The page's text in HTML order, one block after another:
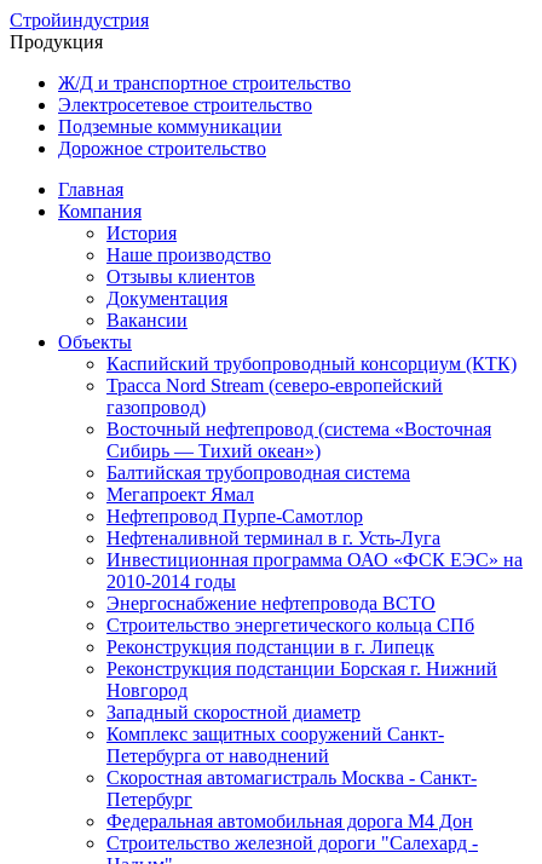
Стройиндустрия
Продукция
Ж/Д и транспортное строительство
Электросетевое строительство
Подземные коммуникации
Дорожное строительство
Главная
Компания
История
Наше производство
Отзывы клиентов
Документация
Вакансии
Объекты
Каспийский трубопроводный консорциум (КТК)
Трасса Nord Stream (северо-европейский
газопровод)
Восточный нефтепровод (система «Восточная
Сибирь — Тихий океан»)
Балтийская трубопроводная система
Мегапроект Ямал
Нефтепровод Пурпе-Самотлор
Нефтеналивной терминал в г. Усть-Луга
Инвестиционная программа ОАО «ФСК ЕЭС» на
2010-2014 годы
Энергоснабжение нефтепровода ВСТО
Строительство энергетического кольца СПб
Реконструкция подстанции в г. Липецк
Реконструкция подстанции Борская г. Нижний
Новгород
Западный скоростной диаметр
Комплекс защитных сооружений Санкт-
Петербурга от наводнений
Скоростная автомагистраль Москва - Санкт-
Петербург
Федеральная автомобильная дорога М4 Дон
Строительство железной дороги "Салехард -